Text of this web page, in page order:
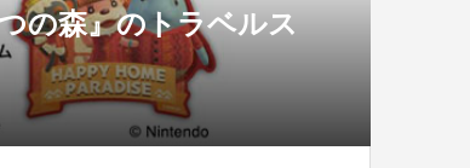
の森』のトラベルス